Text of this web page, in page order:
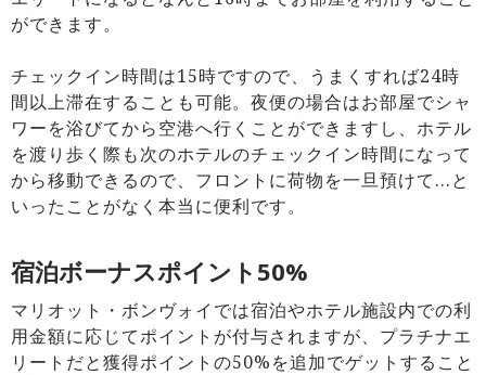
ができます。
チェックイン時間は15時ですので、うまくすれば24時
間以上滞在することも可能。夜便の場合はお部屋でシャ
ワーを浴びてから空港へ行くことができますし、ホテル
を渡り歩く際も次のホテルのチェックイン時間になって
から移動できるので、フロントに荷物を一旦預けて…と
いったことがなく本当に便利です。
宿泊ボーナスポイント50%
マリオット・ボンヴォイでは宿泊やホテル施設内での利
用金額に応じてポイントが付与されますが、プラチナエ
リートだと獲得ポイントの50%を追加でゲットすること